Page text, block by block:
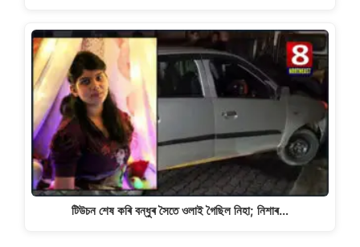
টিউচন শেষ কৰি বন্ধুৰ সৈতে ওলাই গৈছিল নিহা; নিশাৰ…